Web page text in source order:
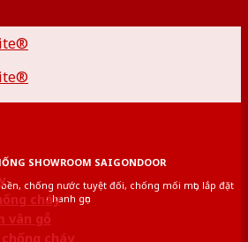
SHOWROOM SAIGONDOOR
chống nước tuyệt đối, chống mối mọt, lắp đặt
nhanh gọn
cháy
vân gỗ
cháy